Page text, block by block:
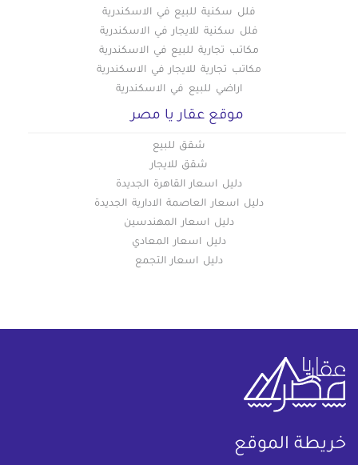
فلل سكنية للبيع في الاسكندرية
فلل سكنية للايجار في الاسكندرية
مكاتب تجارية للبيع في الاسكندرية
مكاتب تجارية للايجار في الاسكندرية
اراضي للبيع في الاسكندرية
موقع عقار يا مصر
شقق للبيع
شقق للايجار
دليل اسعار القاهرة الجديدة
دليل اسعار العاصمة الادارية الجديدة
دليل اسعار المهندسين
دليل اسعار المعادي
دليل اسعار التجمع
خريطة الموقع